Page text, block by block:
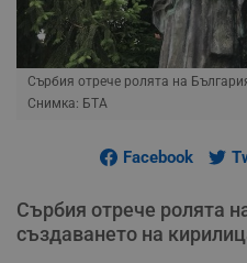
Сърбия отрече ролята на
Снимка: БТА
Facebook
Сърбия отрече ролята
създаването на